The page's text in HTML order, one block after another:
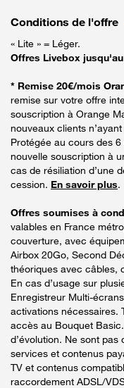
Conditions de l'offre
« Lite » = Léger.
Offres Livebox
* Remise 20€/mois
remise sur votre offre
souscription à Orange
nouveaux clients
Protégée au cours des
nouvelle souscription à
cas de résiliation d’une
cession. En savoir plus.
Offres soumises à
valables en France
couverture, avec
Airbox 20Go, Second
théoriques avec câbles,
En cas d’usage sur
Enregistreur Multi-
activations nécessaires.
accès au Bouquet
d’évolution. Ne sont
services et contenus
TV et contenus
raccordement ADSL/